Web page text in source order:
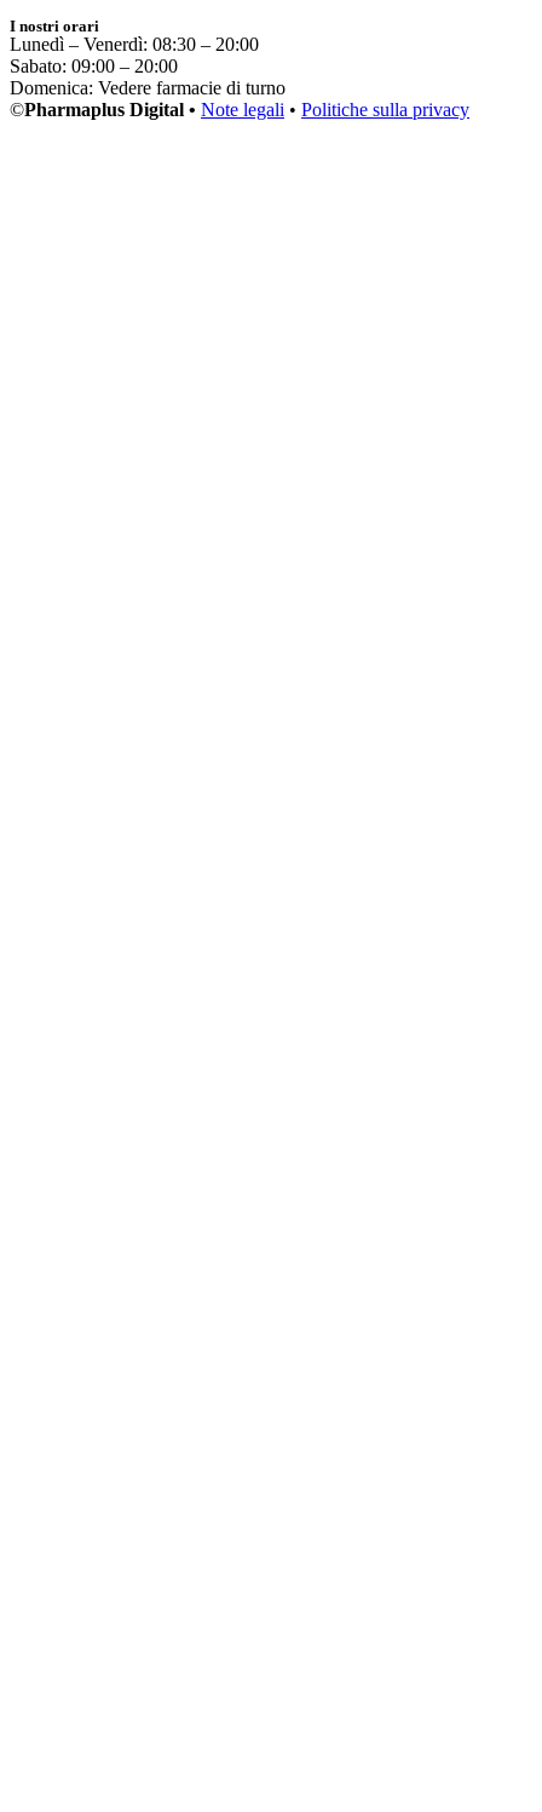
I nostri orari
Lunedì – Venerdì: 08:30 – 20:00
Sabato: 09:00 – 20:00
Domenica: Vedere farmacie di turno
©Pharmaplus Digital • Note legali • Politiche sulla privacy